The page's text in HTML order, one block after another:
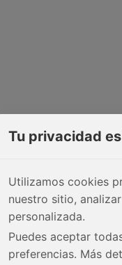
Tu privacidad
Utilizamos cookies
nuestro sitio,
personalizada.
Puedes aceptar
preferencias. Más